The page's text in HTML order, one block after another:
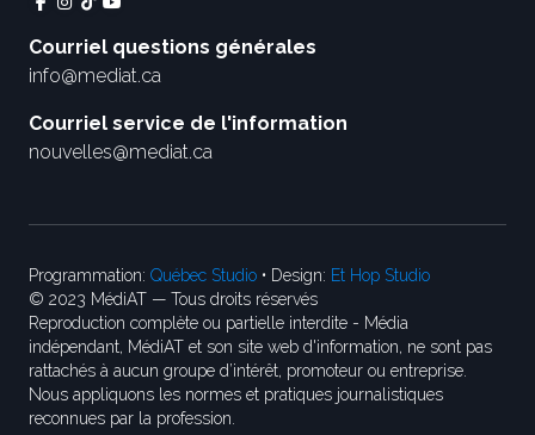
Courriel questions générales
info@mediat.ca
Courriel service de l'information
nouvelles@mediat.ca
Programmation: Québec Studio • Design: Et Hop Studio
© 2023 MédiAT — Tous droits réservés
Reproduction complète ou partielle interdite - Média
indépendant, MédiAT et son site web d'information, ne sont pas
rattachés à aucun groupe d’intérêt, promoteur ou entreprise.
Nous appliquons les normes et pratiques journalistiques
reconnues par la profession.